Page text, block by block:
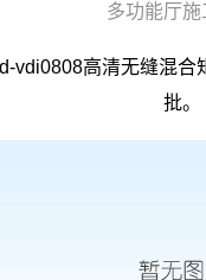
多功能厅施
vdi0808高清无缝混
批。